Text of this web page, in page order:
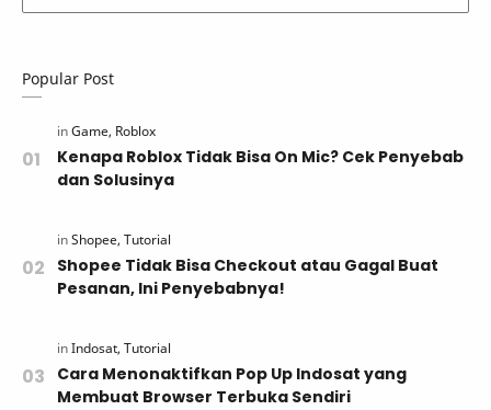
Popular Post
Kenapa Roblox Tidak Bisa On Mic? Cek Penyebab
dan Solusinya
Shopee Tidak Bisa Checkout atau Gagal Buat
Pesanan, Ini Penyebabnya!
Cara Menonaktifkan Pop Up Indosat yang
Membuat Browser Terbuka Sendiri